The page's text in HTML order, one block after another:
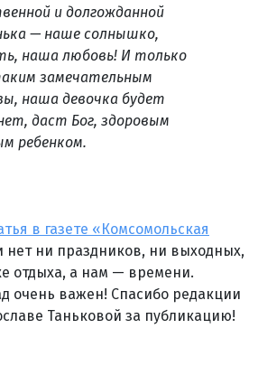
и долгожданной
— наше солнышко,
наша любовь! И только
замечательным
наша девочка будет
даст Бог, здоровым
ребенком.
в газете «Комсомольская
нет ни праздников, ни выходных,
отдыха, а нам — времени.
очень важен! Спасибо редакции
Таньковой за публикацию!